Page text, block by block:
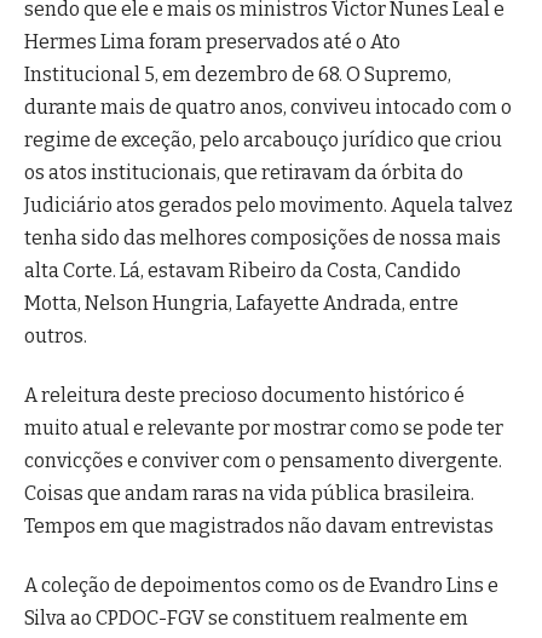
sendo que ele e mais os ministros Victor Nunes Leal e
Hermes Lima foram preservados até o Ato
Institucional 5, em dezembro de 68. O Supremo,
durante mais de quatro anos, conviveu intocado com o
regime de exceção, pelo arcabouço jurídico que criou
os atos institucionais, que retiravam da órbita do
Judiciário atos gerados pelo movimento. Aquela talvez
tenha sido das melhores composições de nossa mais
alta Corte. Lá, estavam Ribeiro da Costa, Candido
Motta, Nelson Hungria, Lafayette Andrada, entre
outros.
A releitura deste precioso documento histórico é
muito atual e relevante por mostrar como se pode ter
convicções e conviver com o pensamento divergente.
Coisas que andam raras na vida pública brasileira.
Tempos em que magistrados não davam entrevistas
A coleção de depoimentos como os de Evandro Lins e
Silva ao CPDOC-FGV se constituem realmente em